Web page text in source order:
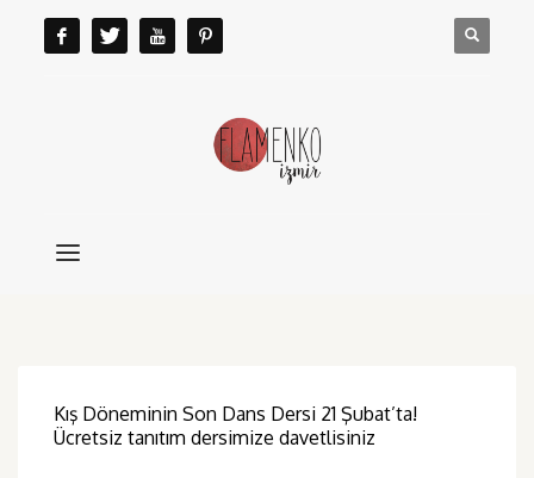
Kış Döneminin Son Dans Dersi 21 Şubat’ta!
Ücretsiz tanıtım dersimize davetlisiniz